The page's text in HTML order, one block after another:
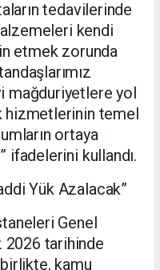
tedavilerinde
kendi
etmek zorunda
mağduriyetlere yol
hizmetlerinin temel
ortaya
ifadelerini kullandı.
Yük Azalacak”
Genel
2026 tarihinde
birlikte, kamu